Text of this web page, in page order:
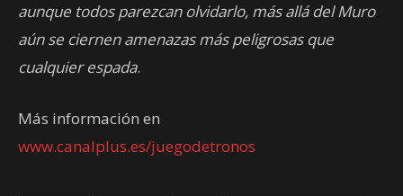
aunque todos parezcan olvidarlo, más allá del Muro
aún se ciernen amenazas más peligrosas que
cualquier espada.
Más información en
www.canalplus.es/juegodetronos